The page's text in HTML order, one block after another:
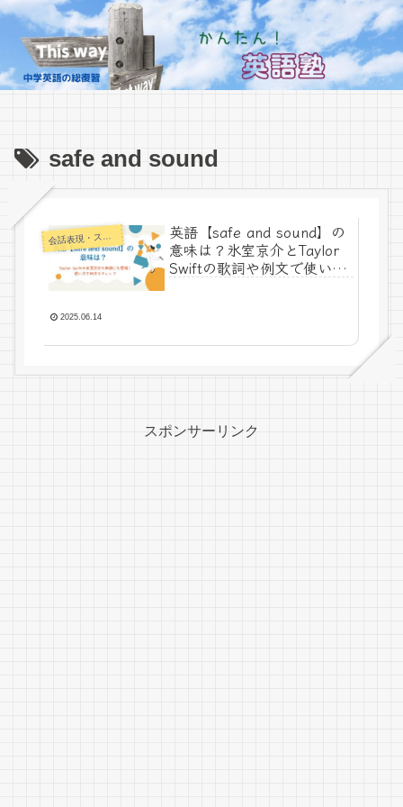
safe and sound
会話表現・スラング・ことわざ
英語【safe and sound】の
意味は？氷室京介とTaylor
Swiftの歌詞や例文で使い方
2025.06.14
スポンサーリンク